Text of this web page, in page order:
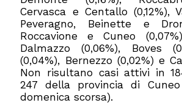
Cervasca e Centallo (0,12%),
Peveragno, Beinette e
Roccavione e Cuneo
Dalmazzo (0,06%), Boves
(0,04%), Bernezzo (0,02%) e
Non risultano casi attivi in
247 della provincia di
domenica scorsa).